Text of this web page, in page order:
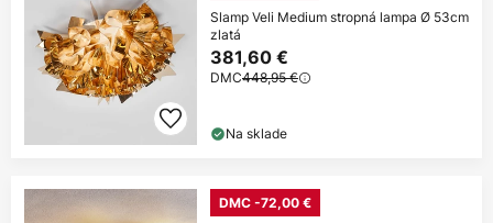
Slamp Veli Medium stropná lampa Ø 53cm
zlatá
381,60 €
DMC448,95 €
Na sklade
DMC -72,00 €